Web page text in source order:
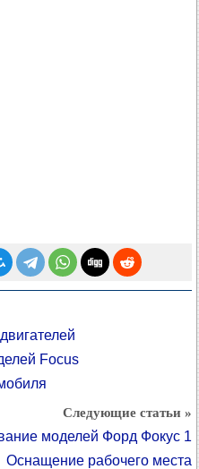
Focus
Следующие статьи »
моделей Форд Фокус 1
Оснащение рабочего места